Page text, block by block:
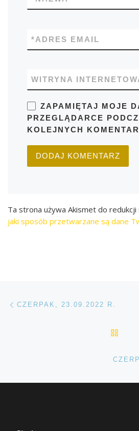
ADRES EMAIL
*
WITRYNA
ZAPAMIĘTAJ MOJE
PRZEGLĄDARCE
KOLEJNYCH
Ta strona używa Akismet do redukcji
jaki sposób przetwarzane są dane
Przeglądanie
CZERPAK, 23.09.2022 R.